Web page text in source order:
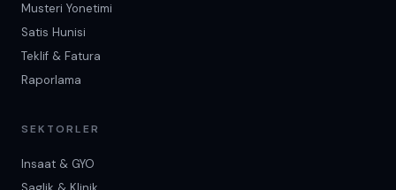
Musteri Yonetimi
Satis Hunisi
Teklif & Fatura
Raporlama
SEKTORLER
Insaat & GYO